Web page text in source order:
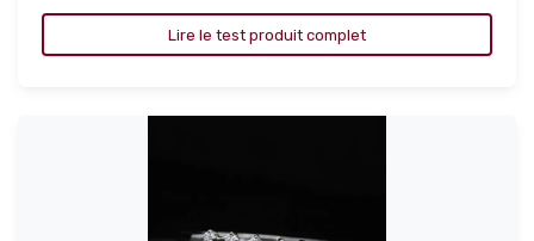
Lire le test produit complet